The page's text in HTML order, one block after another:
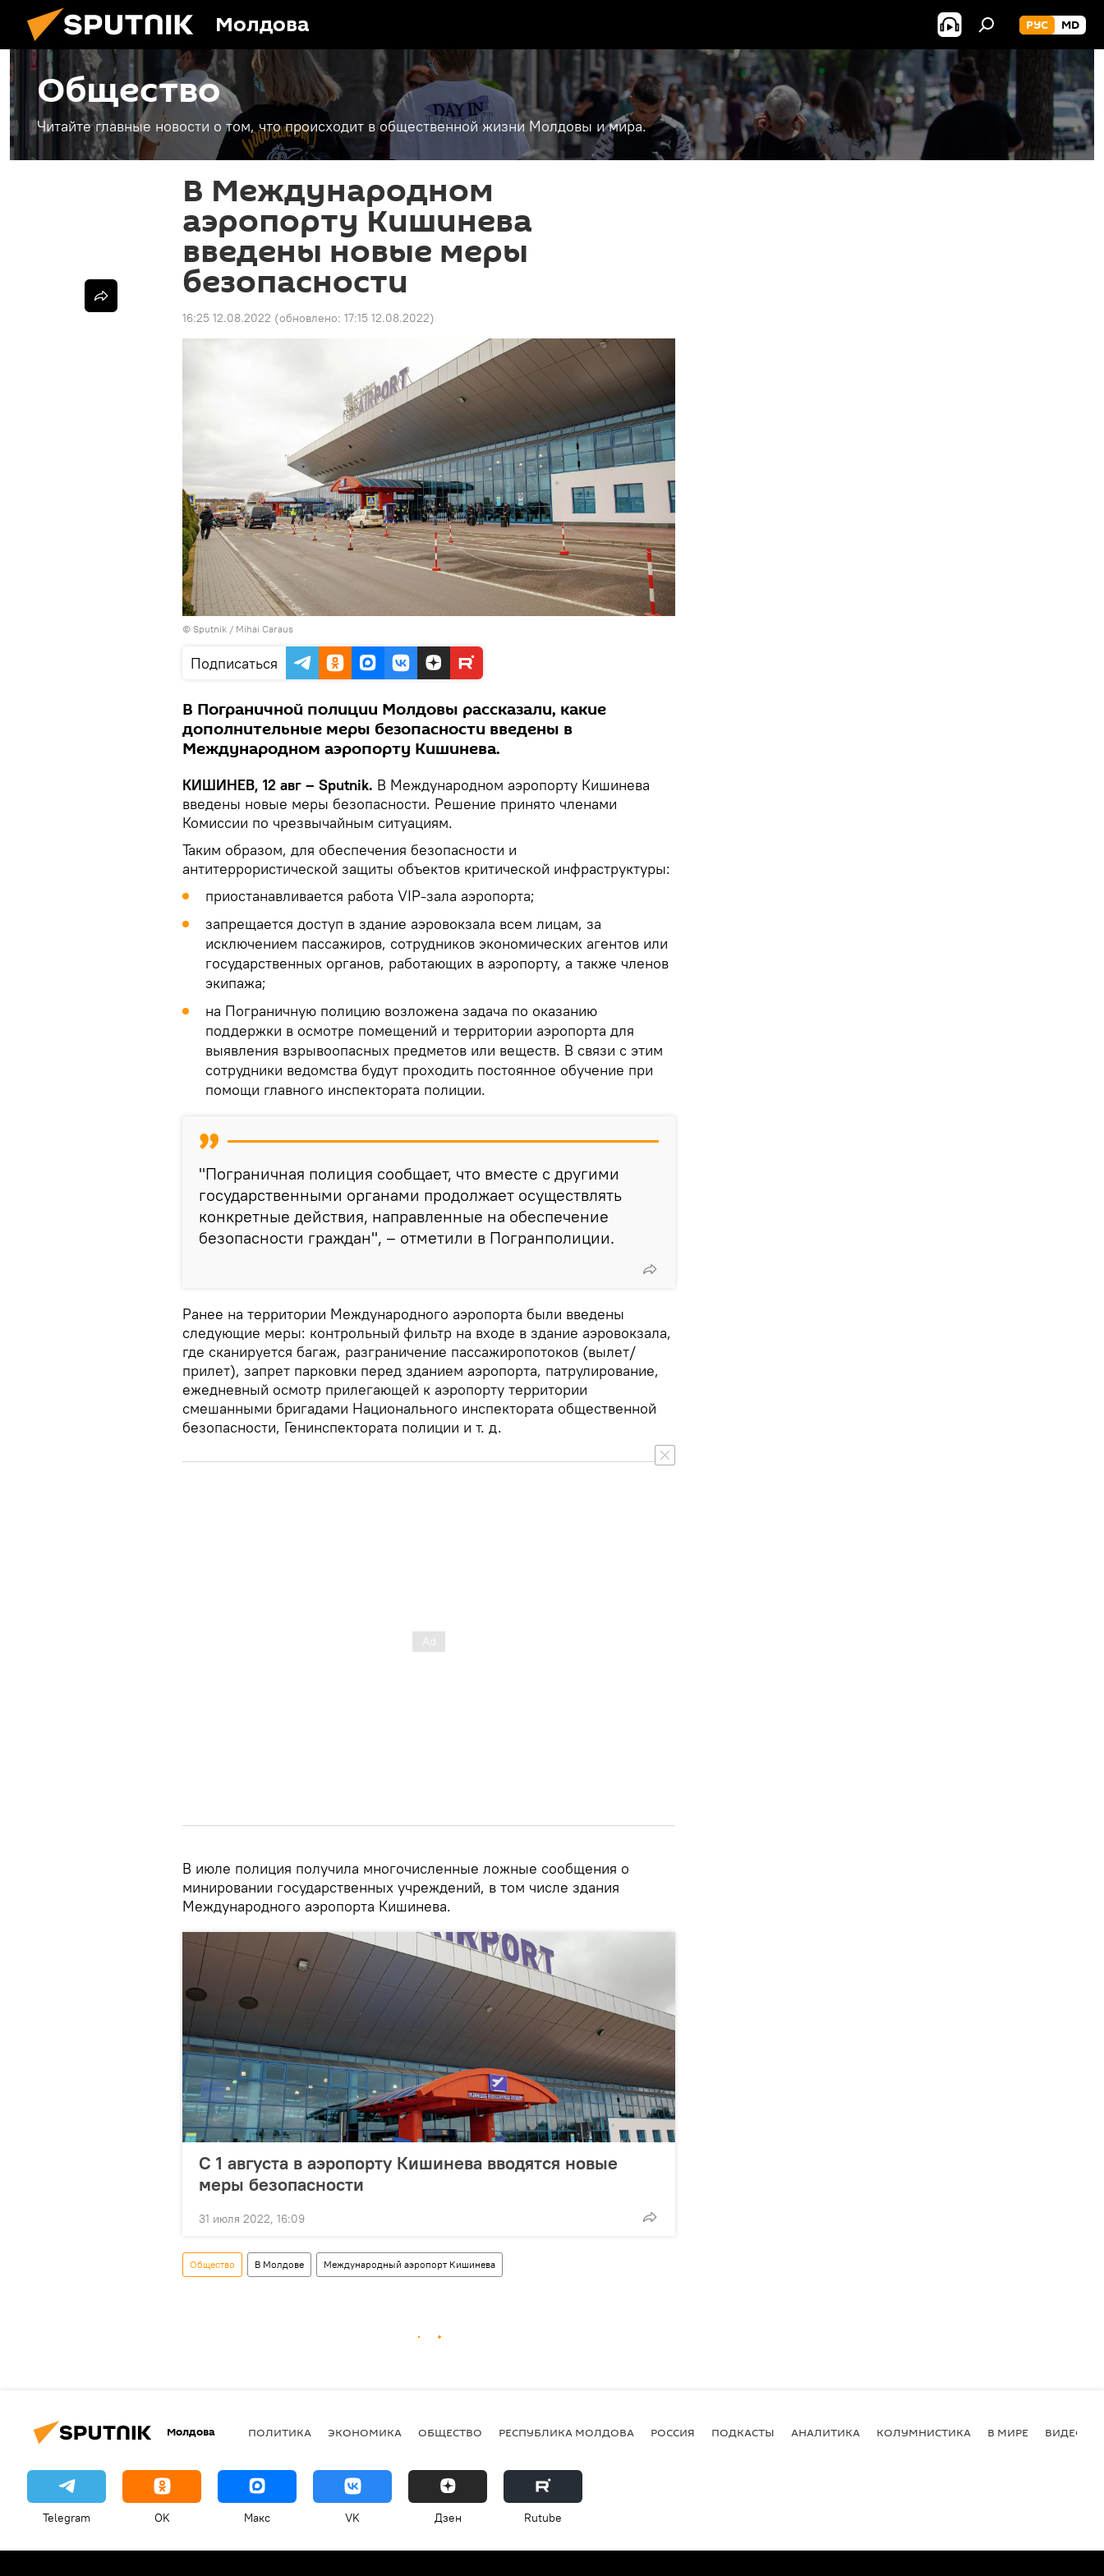
Молдова РУС MD
Общество
Читайте главные новости о том, что происходит в общественной жизни Молдовы и мира.
В Международном
аэропорту Кишинева
введены новые меры
безопасности
16:25 12.08.2022 (обновлено: 17:15 12.08.2022)
© Sputnik / Mihai Caraus
Подписаться
В Пограничной полиции Молдовы рассказали, какие
дополнительные меры безопасности введены в
Международном аэропорту Кишинева.
КИШИНЕВ, 12 авг – Sputnik. В Международном аэропорту Кишинева
введены новые меры безопасности. Решение принято членами
Комиссии по чрезвычайным ситуациям.
Таким образом, для обеспечения безопасности и
антитеррористической защиты объектов критической инфраструктуры:
приостанавливается работа VIP-зала аэропорта;
запрещается доступ в здание аэровокзала всем лицам, за
исключением пассажиров, сотрудников экономических агентов или
государственных органов, работающих в аэропорту, а также членов
экипажа;
на Пограничную полицию возложена задача по оказанию
поддержки в осмотре помещений и территории аэропорта для
выявления взрывоопасных предметов или веществ. В связи с этим
сотрудники ведомства будут проходить постоянное обучение при
помощи главного инспектората полиции.
"Пограничная полиция сообщает, что вместе с другими
государственными органами продолжает осуществлять
конкретные действия, направленные на обеспечение
безопасности граждан", – отметили в Погранполиции.
Ранее на территории Международного аэропорта были введены
следующие меры: контрольный фильтр на входе в здание аэровокзала,
где сканируется багаж, разграничение пассажиропотоков (вылет/
прилет), запрет парковки перед зданием аэропорта, патрулирование,
ежедневный осмотр прилегающей к аэропорту территории
смешанными бригадами Национального инспектората общественной
безопасности, Генинспектората полиции и т. д.
В июле полиция получила многочисленные ложные сообщения о
минировании государственных учреждений, в том числе здания
Международного аэропорта Кишинева.
С 1 августа в аэропорту Кишинева вводятся новые
меры безопасности
31 июля 2022, 16:09
Общество В Молдове Международный аэропорт Кишинева
Молдова ПОЛИТИКА ЭКОНОМИКА ОБЩЕСТВО РЕСПУБЛИКА МОЛДОВА РОССИЯ ПОДКАСТЫ АНАЛИТИКА КОЛУМНИСТИКА В МИРЕ ВИДЕО
Telegram OK Макс VK Дзен Rutube